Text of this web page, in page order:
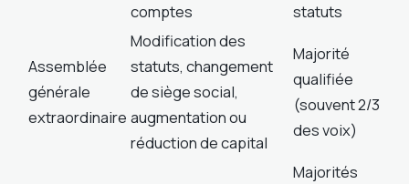
comptes
statuts
Assemblée
générale
extraordinaire
Modification des
statuts, changement
de siège social,
augmentation ou
réduction de capital
Majorité
qualifiée
(souvent 2/3
des voix)
Majorités